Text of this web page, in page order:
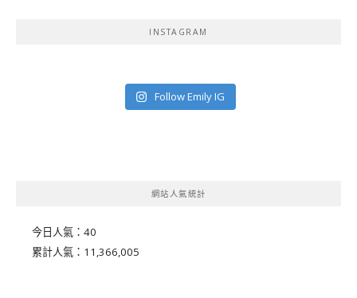
INSTAGRAM
Follow Emily IG
網站人氣統計
今日人氣： 40
累計人氣： 11,366,005